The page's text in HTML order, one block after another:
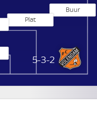
FC Volendam
5-3-2
Buur
Plat